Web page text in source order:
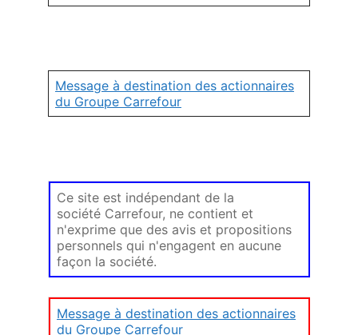
Message à destination des actionnaires
du Groupe Carrefour
Ce site est indépendant de la
société Carrefour, ne contient et
n'exprime que des avis et propositions
personnels qui n'engagent en aucune
façon la société.
Message à destination des actionnaires
du Groupe Carrefour